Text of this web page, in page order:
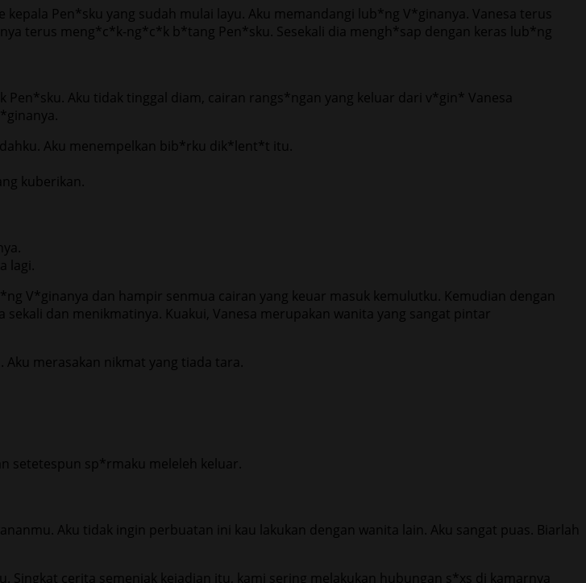
Pen*sku yang sudah mulai layu. Aku memandangi lub*ng V*ginanya. Vanesa terus
terus meng*c*k-ng*c*k b*tang Pen*sku. Sesekali dia mengh*sap dengan keras lub*ng
Aku tidak tinggal diam, cairan rangs*ngan yang keluar dari v*gin* Vanesa
Aku menempelkan bib*rku dik*lent*t itu.
kuberikan.
lagi.
V*ginanya dan hampir senmua cairan yang keuar masuk kemulutku. Kemudian dengan
dan menikmatinya. Kuakui, Vanesa merupakan wanita yang sangat pintar
merasakan nikmat yang tiada tara.
setetespun sp*rmaku meleleh keluar.
Aku tidak ingin perbuatan ini kau lakukan dengan wanita lain. Aku sangat puas. Biarlah
Singkat cerita semenjak kejadian itu, kami sering melakukan hubungan s*xs di kamarnya